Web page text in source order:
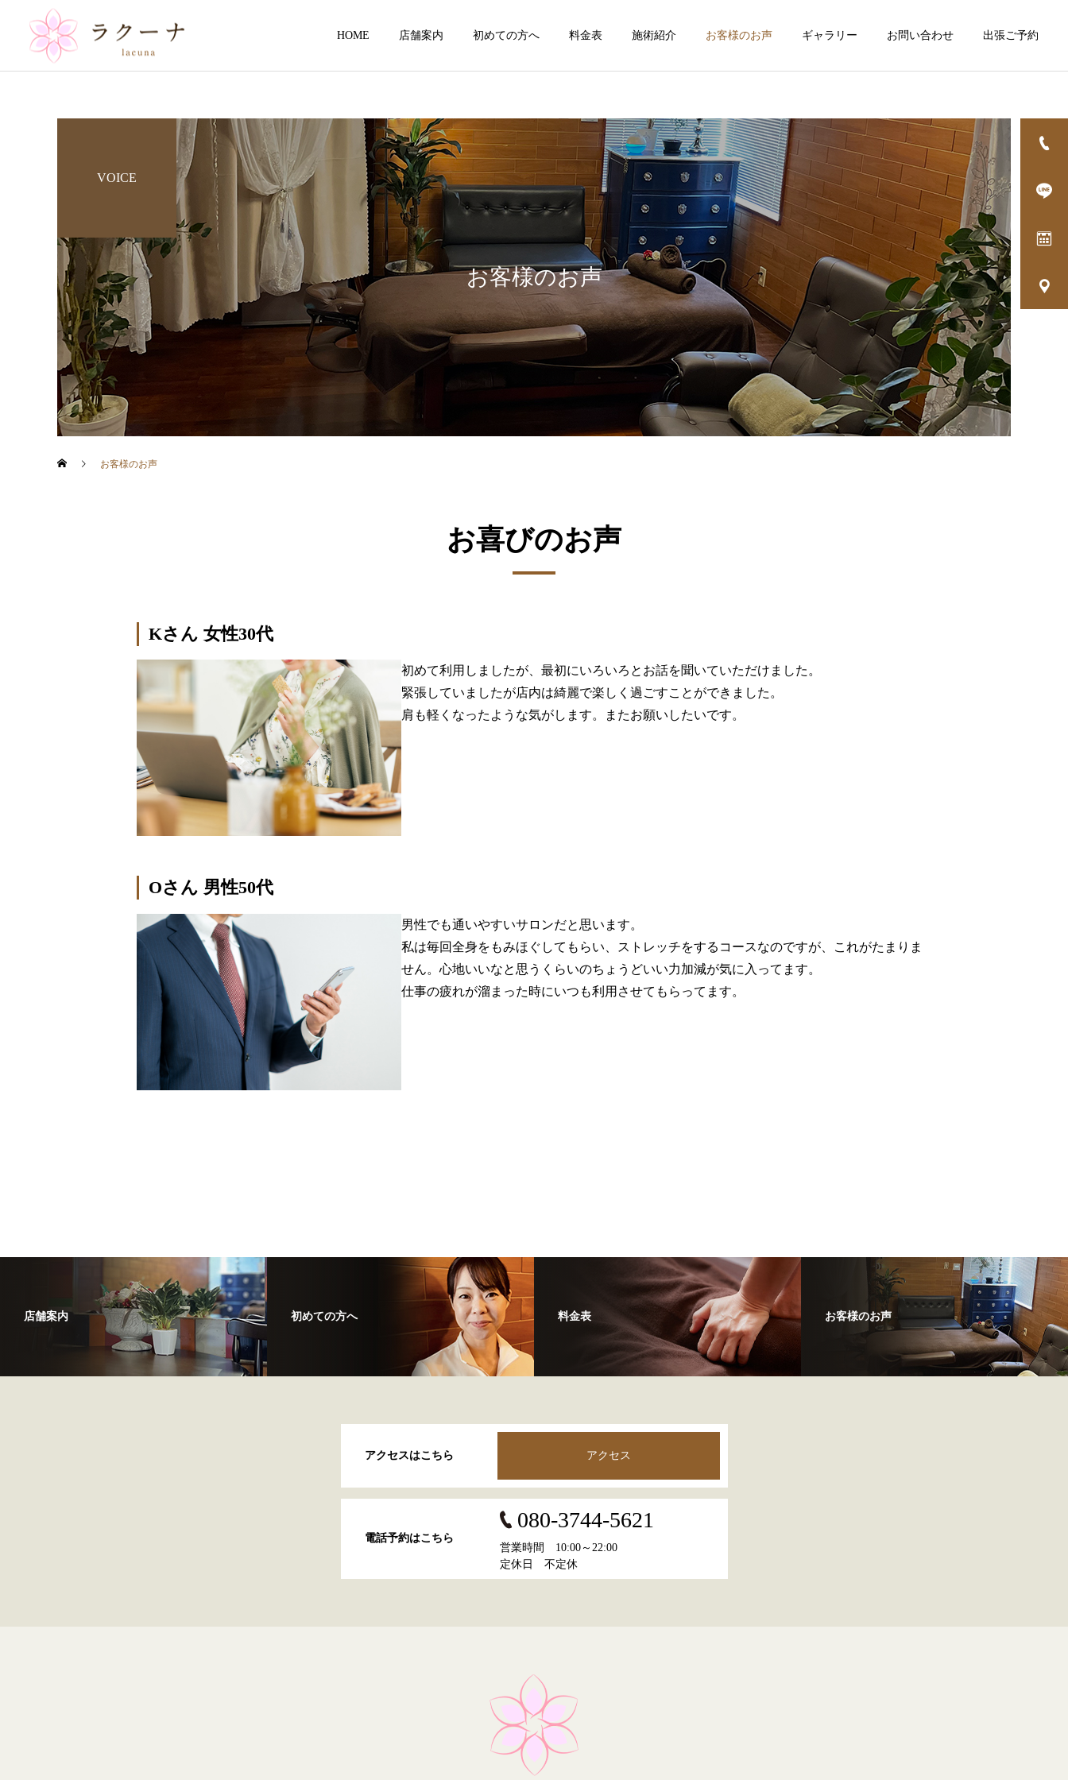
HOME 店舗案内 初めての方へ 料金表 施術紹介 お客様のお声 ギャラリー お問い合わせ 出張ご予約
お客様のお声
VOICE
お客様のお声
お喜びのお声
Kさん 女性30代
初めて利用しましたが、最初にいろいろとお話を聞いていただけました。
緊張していましたが店内は綺麗で楽しく過ごすことができました。
肩も軽くなったような気がします。またお願いしたいです。
Oさん 男性50代
男性でも通いやすいサロンだと思います。
私は毎回全身をもみほぐしてもらい、ストレッチをするコースなのですが、これがたまりま
せん。心地いいなと思うくらいのちょうどいい力加減が気に入ってます。
仕事の疲れが溜まった時にいつも利用させてもらってます。
店舗案内 初めての方へ 料金表 お客様のお声
アクセスはこちら アクセス
電話予約はこちら
080-3744-5621
営業時間 10:00～22:00
定休日 不定休